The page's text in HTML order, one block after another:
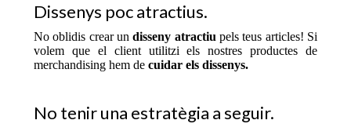
Dissenys poc atractius.
No oblidis crear undisseny atractiu pels teus articles! Si
volem que el client utilitzi els nostres productes de
merchandising hem decuidar els dissenys.
No tenir una estratègia a seguir.